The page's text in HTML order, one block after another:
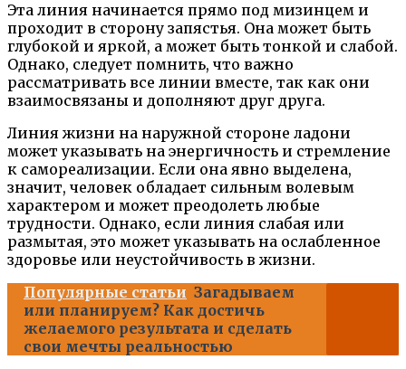
Эта линия начинается прямо под мизинцем и
проходит в сторону запястья. Она может быть
глубокой и яркой, а может быть тонкой и слабой.
Однако, следует помнить, что важно
рассматривать все линии вместе, так как они
взаимосвязаны и дополняют друг друга.
Линия жизни на наружной стороне ладони
может указывать на энергичность и стремление
к самореализации. Если она явно выделена,
значит, человек обладает сильным волевым
характером и может преодолеть любые
трудности. Однако, если линия слабая или
размытая, это может указывать на ослабленное
здоровье или неустойчивость в жизни.
Популярные статьи Загадываем
или планируем? Как достичь
желаемого результата и сделать
свои мечты реальностью